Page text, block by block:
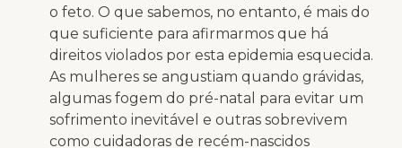
o feto. O que sabemos, no entanto, é mais do
que suficiente para afirmarmos que há
direitos violados por esta epidemia esquecida.
As mulheres se angustiam quando grávidas,
algumas fogem do pré-natal para evitar um
sofrimento inevitável e outras sobrevivem
como cuidadoras de recém-nascidos